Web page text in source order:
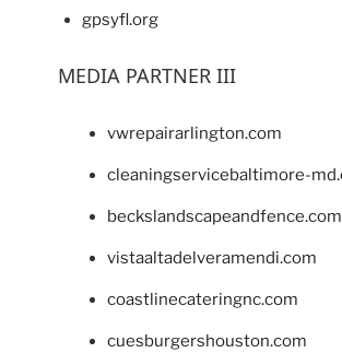
gpsyfl.org
MEDIA PARTNER III
vwrepairarlington.com
cleaningservicebaltimore-
beckslandscapeandfence.com
vistaaltadelveramendi.com
coastlinecateringnc.com
cuesburgershouston.com